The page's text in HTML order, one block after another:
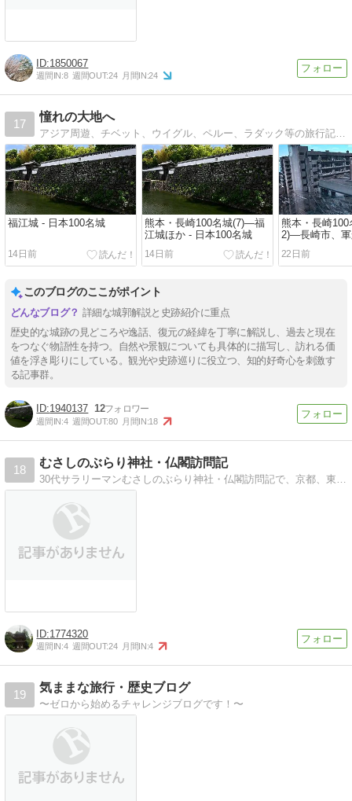
1850067
週間IN:8 週間OUT:24 月間IN:24
17
憧れの大地へ
アジア周遊、チベット、ウイグル、ペルー、ラダック等の旅行記、富士山巡り、100名城巡り、チベット問題の考察など。
福江城 - 日本100名城
14日前
熊本・長崎100名城(7)―福
江城ほか - 日本100名城
14日前
熊本・長崎100
2)―長崎市、
日本100名城
22日前
このブログのここがポイント
詳細な城郭解説と史跡紹介に重点
歴史的な城跡の見どころや逸話、復元の経緯を丁寧に解説し、過去と現在
をつなぐ物語性を持つ。自然や景観についても具体的に描写し、訪れる価
値を浮き彫りにしている。観光や史跡巡りに役立つ、知的好奇心を刺激す
る記事群。
1940137 12
週間IN:4 週間OUT:80 月間IN:18
18
むさしのぶらり神社・仏閣訪問記
30代サラリーマンむさしのぶらり神社・仏閣訪問記で、京都、東京辺りで訪問、朱印を集めています。お城も100名城スタンプ収集中！京都と広島の尾道が大好きです。
1774320
週間IN:4 週間OUT:24 月間IN:4
19
気ままな旅行・歴史ブログ
〜ゼロから始めるチャレンジブログです！〜